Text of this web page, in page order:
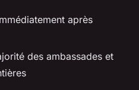
après
des ambassades et